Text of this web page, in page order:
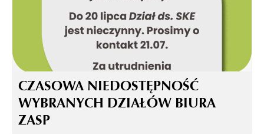
CZASOWA NIEDOSTĘPNOŚĆ
WYBRANYCH DZIAŁÓW BIURA
ZASP